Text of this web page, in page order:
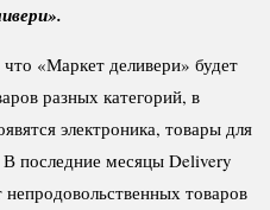
«Маркет деливери» будет
разных категорий, в
электроника, товары для
последние месяцы Delivery
товаров